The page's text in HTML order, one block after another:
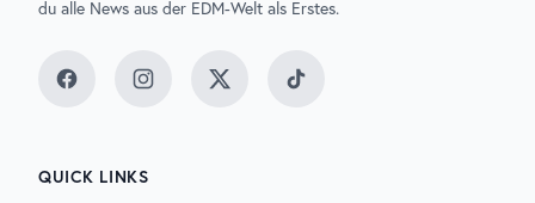
du alle News aus der EDM-Welt als Erstes.
FacebookInstagramTwitter TikTok
QUICK LINKS